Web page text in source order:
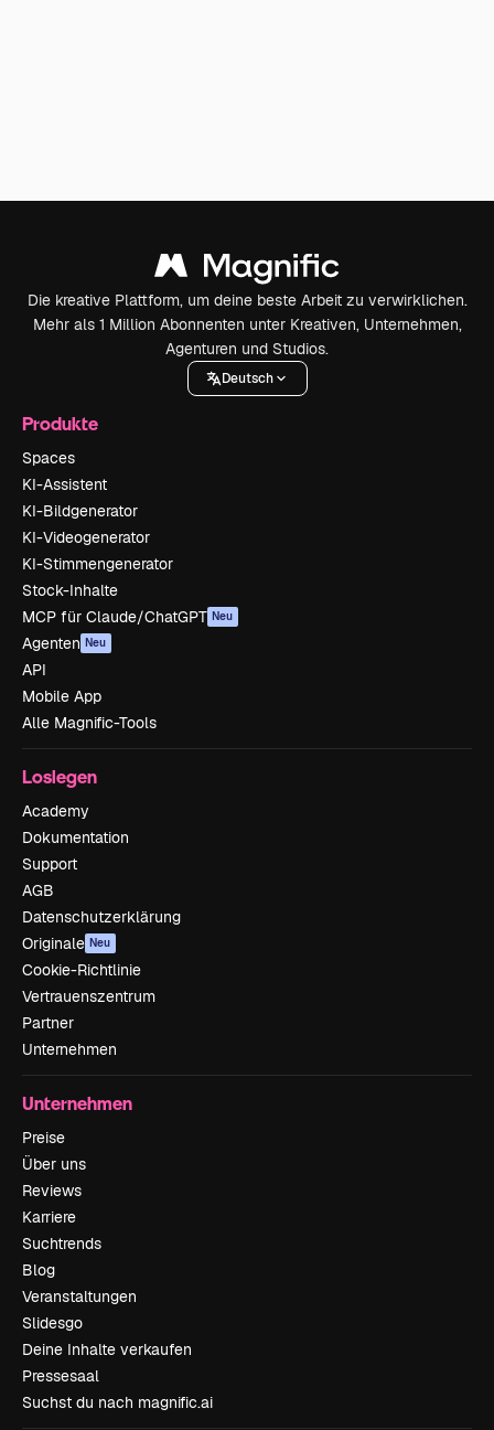
Die kreative Plattform, um deine beste Arbeit zu verwirklichen.
Mehr als 1 Million Abonnenten unter Kreativen, Unternehmen,
Agenturen und Studios.
Deutsch
Produkte
Spaces
KI-Assistent
KI-Bildgenerator
KI-Videogenerator
KI-Stimmengenerator
Stock-Inhalte
MCP für Claude/ChatGPT Neu
Agenten Neu
API
Mobile App
Alle Magnific-Tools
Loslegen
Academy
Dokumentation
Support
AGB
Datenschutzerklärung
Originale Neu
Cookie-Richtlinie
Vertrauenszentrum
Partner
Unternehmen
Unternehmen
Preise
Über uns
Reviews
Karriere
Suchtrends
Blog
Veranstaltungen
Slidesgo
Deine Inhalte verkaufen
Pressesaal
Suchst du nach magnific.ai